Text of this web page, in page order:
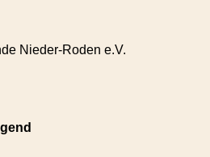
Nieder-Roden e.V.